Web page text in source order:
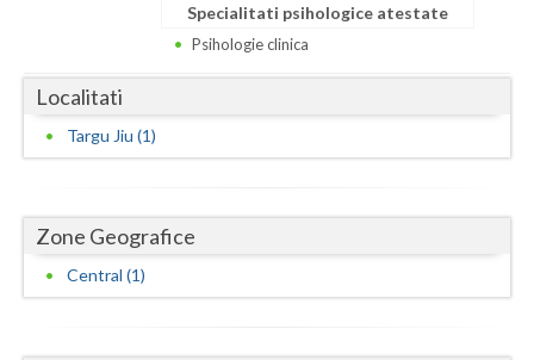
Cluj
Constanta
Dambovita
Dolj
Specialitati psihologice atestate
Psihologie clinica
Localitati
Targu Jiu (1)
Zone Geografice
Central (1)